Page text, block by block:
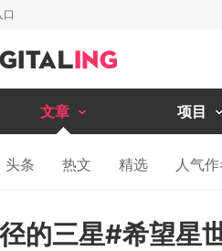
口
文章 项目
头条 热文 精选 人气
的三星#希望星